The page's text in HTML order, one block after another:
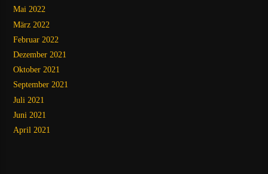
Mai 2022
März 2022
Februar 2022
Dezember 2021
Oktober 2021
September 2021
Juli 2021
Juni 2021
April 2021